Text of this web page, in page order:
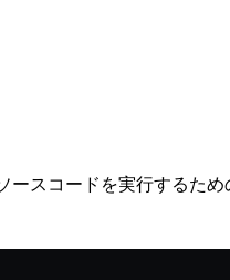
ースコードを実行するため